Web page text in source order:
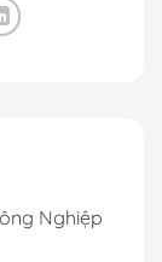
Nghiệp